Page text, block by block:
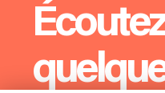
Écoutez